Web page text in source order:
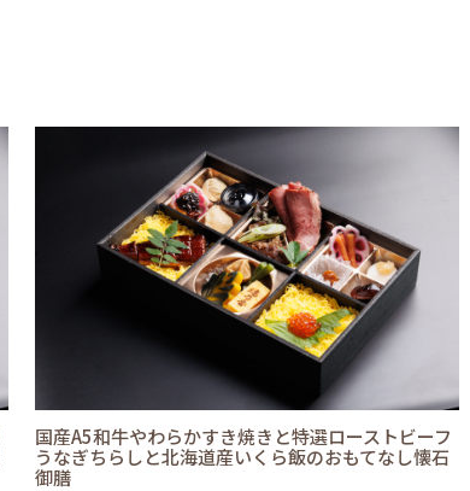
国産A5和牛やわらかすき焼きと特選ローストビーフ
うなぎちらしと北海道産いくら飯のおもてなし懐石
御膳